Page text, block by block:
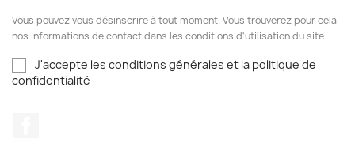
Vous pouvez vous désinscrire à tout moment. Vous trouverez pour cela
nos informations de contact dans les conditions d'utilisation du site.
J'accepte les conditions générales et la politique de
confidentialité